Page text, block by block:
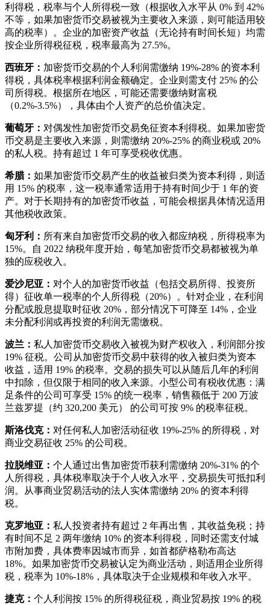
利得税，税率与个人所得税一致（根据收入水平从 0% 到 42%
不等，如果加密货币交易被视为主要收入来源，则可能适用较
高的税率）。企业的加密资产收益（无论持有时间长短）均需
按企业所得税征税，税率最高为 27.5%。
西班牙： 加密货币交易的个人利润需缴纳 19%-28% 的资本利
得税，具体税率根据利润金额确定。企业则需支付 25% 的公
司所得税。根据所在地区，可能还需要缴纳财富税
（0.2%-3.5%），具体由个人资产的总价值决定。
葡萄牙： 对偶发性加密货币交易免征资本利得税。如果加密货
币交易是主要收入来源，则需缴纳 20%-25% 的商业税或 20%
的私人税。持有超过 1 年可享受税收优惠。
希腊： 如果加密货币交易产生的收益被归类为资本利得，则适
用 15% 的税率，这一税率通常适用于持有时间少于 1 年的资
产。对于长期持有的加密货币收益，可能会根据具体情况适用
其他税收政策。
匈牙利： 所有来自加密货币交易的收入都应纳税，所得税率为
15%。自 2022 纳税年度开始，每笔加密货币交易都被视为单
独的应税收入。
爱沙尼亚： 对个人的加密货币收益（包括交易所得、投资所
得）征收单一税率的个人所得税（20%）。针对企业，在利润
分配或股息提取时征收 20%，部分情况下可降至 14%，企业
未分配利润或再投资的利润无需缴税。
波兰： 私人加密货币交易收入被视为财产权收入，利润部分按
19% 征税。公司从加密货币交易中获得的收入被归类为资本
收益，适用 19% 的税率。交易的损失可以从随后几年的利润
中扣除，但仅限于相同的收入来源。小型公司有税收优惠：满
足条件的公司可享受 15% 的统一税率，销售额低于 200 万波
兰兹罗提（约 320,200 美元） 的公司可按 9% 的税率征税。
斯洛伐克： 对任何私人加密活动征收 19%-25% 的所得税，对
商业交易征收 25% 的公司税。
拉脱维亚： 个人通过出售加密货币获利需缴纳 20%-31% 的个
人所得税，具体税率取决于个人收入水平，交易损失可抵扣利
润。从事商业贸易活动的法人实体需缴纳 20% 的资本利得
税。
克罗地亚： 私人投资者持有超过 2 年再出售，其收益免税；持
有时间不足 2 两年缴纳 10% 的资本利得税，同时还需支付城
市附加费，具体费率因城市而异，如首都萨格勒布高达
18%。如果加密货币交易被认定为商业活动，则适用企业所得
税，税率为 10%-18%，具体取决于企业规模和年收入水平。
捷克： 个人利润按 15% 的所得税征税，商业贸易按 19% 的税